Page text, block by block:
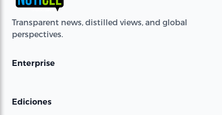
Transparent news, distilled views, and global
perspectives.
Enterprise
Ediciones